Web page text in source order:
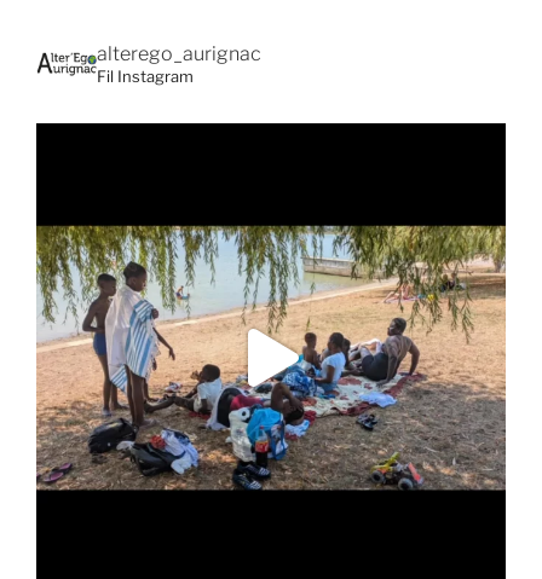
alterego_aurignac
Fil Instagram